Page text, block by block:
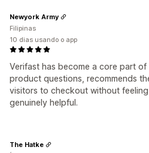
Verifast has become a core part of
product questions, recommends
visitors to checkout without
genuinely helpful.
Newyork Army
Filipinas
10 dias usando o app
The Hatke